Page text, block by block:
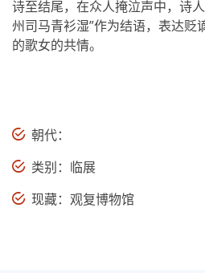
诗至结尾，在众人掩泣声中，诗
州司马青衫湿”作为结语，表达贬
的歌女的共情。
朝代：
类别：临展
现藏：观复博物馆